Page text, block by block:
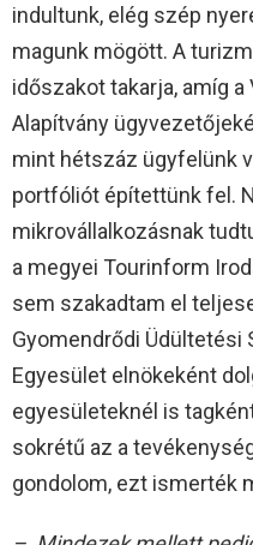
indultunk, elég szép
magunk mögött. A
időszakot takarja, amíg
Alapítvány
mint hétszáz ügyfelünk
portfóliót építettünk fel.
mikrovállalkozásnak
a megyei Tourinform
sem szakadtam el
Gyomendrődi Üdültetési
Egyesület elnökeként
egyesületeknél is
sokrétű az a
gondolom, ezt ismerték